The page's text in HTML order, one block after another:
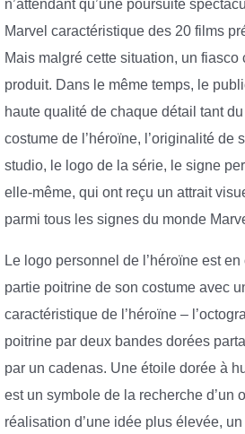
n’attendant qu’une poursuite
Marvel caractéristique des 20 films
Mais malgré cette situation, un fiasco
produit. Dans le même temps, le
haute qualité de chaque détail tant
costume de l’héroïne, l’originalité de
studio, le logo de la série, le signe
elle-même, qui ont reçu un attrait
parmi tous les signes du monde
Le logo personnel de l’héroïne est
partie poitrine de son costume avec
caractéristique de l’héroïne –
poitrine par deux bandes dorées
par un cadenas. Une étoile dorée à
est un symbole de la recherche d’un
réalisation d’une idée plus élevée,